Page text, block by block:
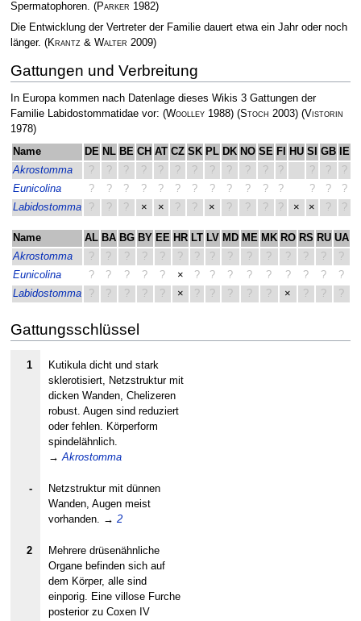
Spermatophoren. (Parker 1982)
Die Entwicklung der Vertreter der Familie dauert etwa ein Jahr oder noch
länger. (Krantz & Walter 2009)
Gattungen und Verbreitung
In Europa kommen nach Datenlage dieses Wikis 3 Gattungen der
Familie Labidostommatidae vor: (Woolley1988) (Stoch 2003) (Vistorin
1978)
Name DE NL BE CH AT CZ SK PL DK NO SE FI HU SI GB IE
Akrostomma
? ? ? ? ? ? ? ? ? ? ? ? ? ?
?
Eunicolina
? ? ? ? ? ? ? ? ? ? ? ? ? ? ?
Labidostomma
? ? ? × × ? ? × ? ? ? ? × × ? ?
Name AL BA BG BY EE HR LT LV MD ME MK RO RS RU UA
Akrostomma
? ? ? ? ? ? ? ? ? ? ? ? ? ? ?
Eunicolina
? ? ? ? ? × ? ? ? ? ? ? ? ? ?
Labidostomma
? ? ? ? ? × ? ? ? ? ? × ? ? ?
Gattungsschlüssel
1
Kutikula dicht und stark
sklerotisiert, Netzstruktur mit
dicken Wanden, Chelizeren
robust. Augen sind reduziert
oder fehlen. Körperform
spindelähnlich.
→Akrostomma
-
Netzstruktur mit dünnen
Wanden, Augen meist
vorhanden. → 2
2
Mehrere drüsenähnliche
Organe befinden sich auf
dem Körper, alle sind
einporig. Eine villose Furche
posterior zu Coxen IV